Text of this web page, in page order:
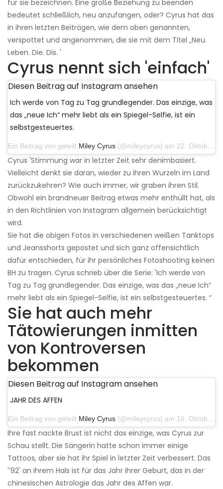
für sie bezeichnen. Eine große Beziehung zu beenden
bedeutet schließlich, neu anzufangen, oder? Cyrus hat das
in ihren letzten Beiträgen, wie dem oben genannten,
verspottet und angenommen, die sie mit dem Titel „Neu.
Leben. Die. Dis. '
Cyrus nennt sich 'einfach'
Diesen Beitrag auf Instagram ansehen
Ich werde von Tag zu Tag grundlegender. Das einzige, was
das „neue Ich“ mehr liebt als ein Spiegel-Selfie, ist ein
selbstgesteuertes.
Ein Beitrag von geteilt Miley Cyrus (@mileycyrus) am 22. Oktober 2019 um 11:39 Uhr PDT
Cyrus 'Stimmung war in letzter Zeit sehr denimbasiert.
Vielleicht denkt sie daran, wieder zu ihren Wurzeln im Land
zurückzukehren? Wie auch immer, wir graben ihren Stil.
Obwohl ein brandneuer Beitrag etwas mehr enthüllt hat, als
in den Richtlinien von Instagram allgemein berücksichtigt
wird.
Sie hat die obigen Fotos in verschiedenen weißen Tanktops
und Jeansshorts gepostet und sich ganz offensichtlich
dafür entschieden, für ihr persönliches Fotoshooting keinen
BH zu tragen. Cyrus schrieb über die Serie: 'Ich werde von
Tag zu Tag grundlegender. Das einzige, was das „neue Ich“
mehr liebt als ein Spiegel-Selfie, ist ein selbstgesteuertes. “
Sie hat auch mehr
Tätowierungen inmitten
von Kontroversen
bekommen
Diesen Beitrag auf Instagram ansehen
JAHR DES AFFEN
Ein Beitrag von geteilt Miley Cyrus (@mileycyrus) am 16. Oktober 2019 um 19:04 Uhr PDT
Ihre fast nackte Brust ist nicht das einzige, was Cyrus zur
Schau stellt. Die Sängerin hatte schon immer einige
Tattoos, aber sie hat ihr Spiel in letzter Zeit verbessert. Das
'’92' an ihrem Hals ist für das Jahr ihrer Geburt, das in der
chinesischen Astrologie das Jahr des Affen war.